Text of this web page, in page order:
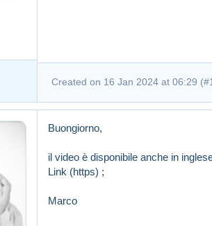
Created on 16 Jan 2024 at 06:29 (
Buongiorno,
il video è disponibile anche in
Link (https) ;
Marco